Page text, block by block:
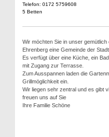
Telefon: 0172 5759608
5 Betten
Wir möchten Sie in unser
Ehrenberg eine Gemeinde der Stadt
Es verfügt über eine Küche, ein
mit Zugang zur Terrasse.
Zum Ausspannen laden die
Grillmöglichkeit ein.
Wir liegen sehr zentral und es gibt
freuen uns auf Sie
Ihre Familie Schöne